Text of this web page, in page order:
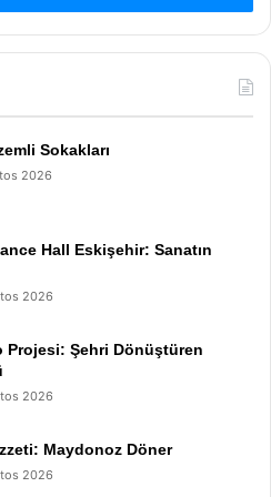
Sokakları
2026
Hall Eskişehir: Sanatın
2026
Projesi: Şehri Dönüştüren
2026
Maydonoz Döner
2026